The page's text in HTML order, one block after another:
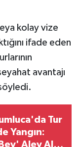
kolay vize
ifade eden
avantajı
Tur
Yangın:
Alev Alev